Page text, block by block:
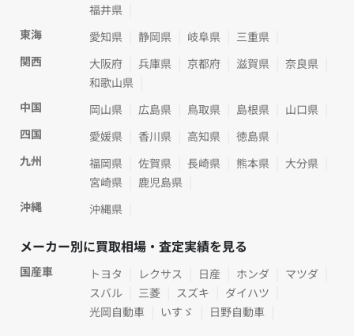
福井県
東海
愛知県 静岡県 岐阜県
三重県
関西
大阪府 兵庫県 京都府 滋賀県
奈良県
和歌山県
中国
岡山県 広島県 鳥取県 島根県
山口県
四国
愛媛県 香川県 高知県
徳島県
九州
福岡県 佐賀県 長崎県 熊本県
大分県
宮崎県
鹿児島県
沖縄
沖縄県
メーカー別に買取相場・査定実績を見る
国産車 トヨタ レクサス 日産 ホンダ
マツダ
スバル
三菱 スズキ
ダイハツ
光岡自動車
いすゞ 日野自動車